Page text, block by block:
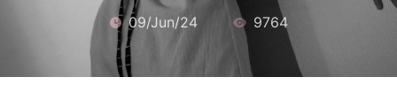
09/Jun/24 9764